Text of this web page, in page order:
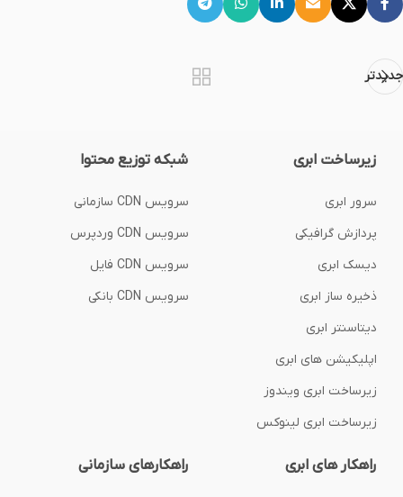
جدیدتر
زیرساخت ابری
سرور ابری
پردازش گرافیکی
دیسک ابری
ذخیره ساز ابری
دیتاسنتر ابری
اپلیکیشن های ابری
زیرساخت ابری ویندوز
زیرساخت ابری لینوکس
شبکه توزیع محتوا
سرویس CDN سازمانی
سرویس CDN وردپرس
سرویس CDN فایل
سرویس CDN بانکی
راهکار های ابری راهکارهای سازمانی